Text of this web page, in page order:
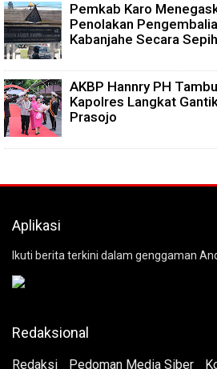
Pemkab Karo
Penolakan
Kabanjahe Secara
AKBP Hannry PH
Kapolres Langkat
Prasojo
Aplikasi
Ikuti berita terkini dalam genggaman
Redaksional
Redaksi Pedoman Media Siber